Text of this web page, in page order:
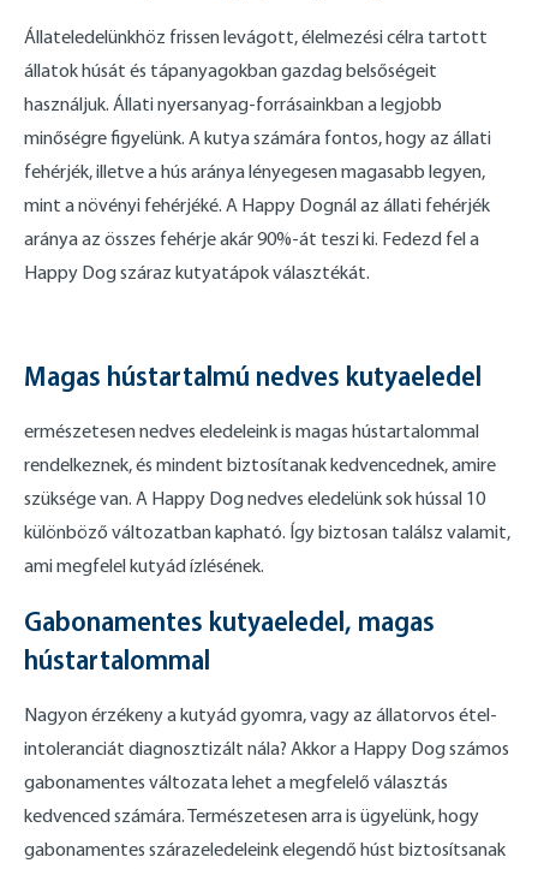
Állateledelünkhöz frissen levágott, élelmezési célra tartott
állatok húsát és tápanyagokban gazdag belsőségeit
használjuk. Állati nyersanyag-forrásainkban a legjobb
minőségre figyelünk. A kutya számára fontos, hogy az állati
fehérjék, illetve a hús aránya lényegesen magasabb legyen,
mint a növényi fehérjéké. A Happy Dognál az állati fehérjék
aránya az összes fehérje akár 90%-át teszi ki. Fedezd fel a
Happy Dog száraz kutyatápok választékát.
Magas hústartalmú nedves kutyaeledel
ermészetesen nedves eledeleink is magas hústartalommal
rendelkeznek, és mindent biztosítanak kedvencednek, amire
szüksége van. A Happy Dog nedves eledelünk sok hússal 10
különböző változatban kapható. Így biztosan találsz valamit,
ami megfelel kutyád ízlésének.
Gabonamentes kutyaeledel, magas
hústartalommal
Nagyon érzékeny a kutyád gyomra, vagy az állatorvos étel-
intoleranciát diagnosztizált nála? Akkor a Happy Dog számos
gabonamentes változata lehet a megfelelő választás
kedvenced számára. Természetesen arra is ügyelünk, hogy
gabonamentes szárazeledeleink elegendő húst biztosítsanak